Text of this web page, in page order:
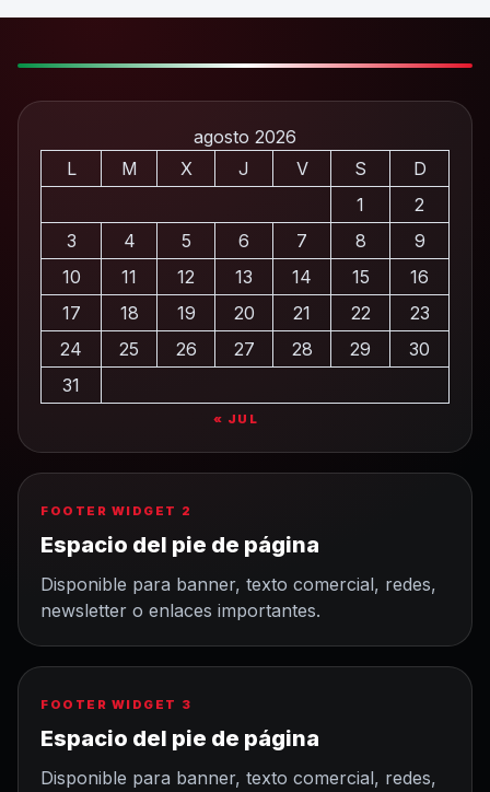
agosto 2026
L
M X J V S
D
1
2
3
4 5 6 7 8
9
10
11 12 13 14 15
16
17
18 19 20 21 22
23
24
25 26 27 28 29
30
31
« JUL
FOOTER WIDGET 2
Espacio del pie de página
Disponible para banner, texto comercial, redes,
newsletter o enlaces importantes.
FOOTER WIDGET 3
Espacio del pie de página
Disponible para banner, texto comercial, redes,